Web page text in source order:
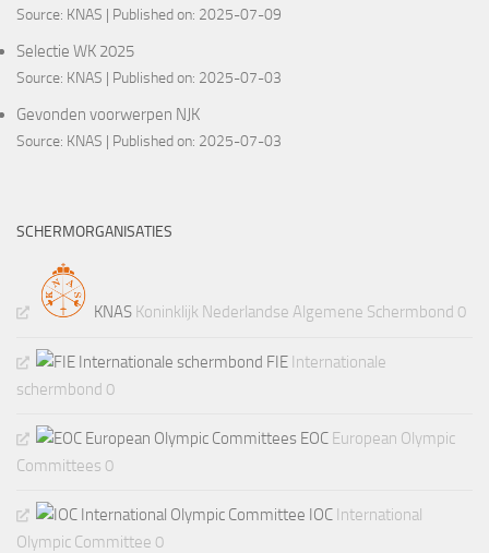
Source: KNAS Published on: 2025-07-09
Selectie WK 2025
Source: KNAS Published on: 2025-07-03
Gevonden voorwerpen NJK
Source: KNAS Published on: 2025-07-03
SCHERMORGANISATIES
KNAS Koninklijk Nederlandse Algemene Schermbond 0
FIE Internationale
schermbond 0
EOC European Olympic
Committees 0
IOC International
Olympic Committee 0